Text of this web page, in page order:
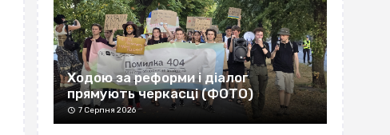
Ходою за реформи і діалог
прямують черкасці (ФОТО)
7 Серпня 2026